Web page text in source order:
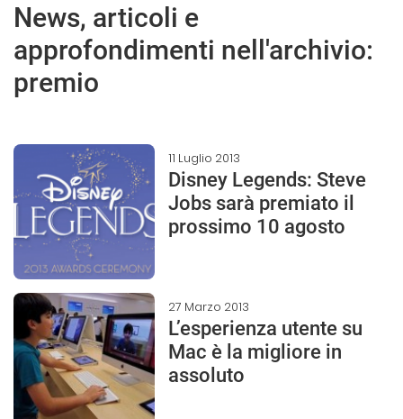
News, articoli e
approfondimenti nell'archivio:
premio
11 Luglio 2013
Disney Legends: Steve
Jobs sarà premiato il
prossimo 10 agosto
27 Marzo 2013
L’esperienza utente su
Mac è la migliore in
assoluto